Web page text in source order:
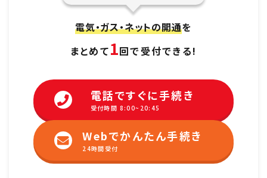
電気・ガス・ネットの開通を
まとめて1回で受付できる!
電話ですぐに手続き
受付時間 8:00~20:45
Webでかんたん手続き
24時間受付